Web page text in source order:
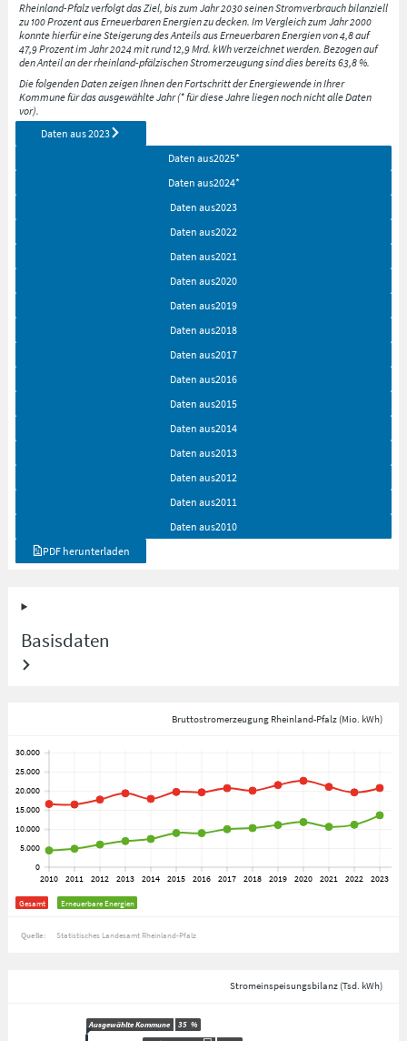
Rheinland-Pfalz verfolgt das Ziel, bis zum Jahr 2030 seinen Stromverbrauch bilanziell
zu 100 Prozent aus Erneuerbaren Energien zu decken. Im Vergleich zum Jahr 2000
konnte hierfür eine Steigerung des Anteils aus Erneuerbaren Energien von 4,8 auf
47,9 Prozent im Jahr 2024 mit rund 12,9 Mrd. kWh verzeichnet werden. Bezogen auf
den Anteil an der rheinland-pfälzischen Stromerzeugung sind dies bereits 63,8 %.
Die folgenden Daten zeigen Ihnen den Fortschritt der Energiewende in Ihrer
Kommune für das ausgewählte Jahr (* für diese Jahre liegen noch nicht alle Daten
vor).
Daten aus2023
Daten aus2025*
Daten aus2024*
Daten aus2023
Daten aus2022
Daten aus2021
Daten aus2020
Daten aus2019
Daten aus2018
Daten aus2017
Daten aus2016
Daten aus2015
Daten aus2014
Daten aus2013
Daten aus2012
Daten aus2011
Daten aus2010
PDF herunterladen
Basisdaten
Bruttostromerzeugung Rheinland-Pfalz (Mio. kWh)
Gesamt Erneuerbare Energien
Quelle: Statistisches Landesamt Rheinland-Pfalz
Stromeinspeisungsbilanz (Tsd. kWh)
Ausgewählte Kommune 35 %